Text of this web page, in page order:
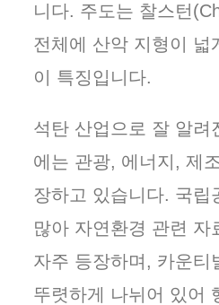
니다. 주도는 찰스턴
전체에 산악 지형이 넓
이 특징입니다.
석탄 산업으로 잘 알려
에는 관광, 에너지, 제
장하고 있습니다. 국립
많아 자연환경 관련 자
자주 등장하며, 카운티
뚜렷하게 나뉘어 있어